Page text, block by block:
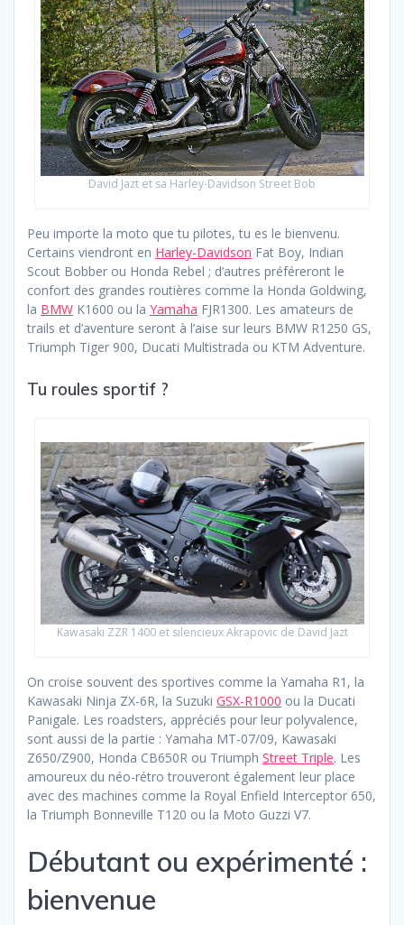
David Jazt et sa Harley-Davidson Street Bob
Peu importe la moto que tu pilotes, tu es le bienvenu.
Certains viendront en Harley-Davidson Fat Boy, Indian
Scout Bobber ou Honda Rebel ; d’autres préféreront le
confort des grandes routières comme la Honda Goldwing,
la BMW K1600 ou la Yamaha FJR1300. Les amateurs de
trails et d’aventure seront à l’aise sur leurs BMW R1250 GS,
Triumph Tiger 900, Ducati Multistrada ou KTM Adventure.
Tu roules sportif ?
Kawasaki ZZR 1400 et silencieux Akrapovic de David Jazt
On croise souvent des sportives comme la Yamaha R1, la
Kawasaki Ninja ZX-6R, la Suzuki GSX-R1000 ou la Ducati
Panigale. Les roadsters, appréciés pour leur polyvalence,
sont aussi de la partie : Yamaha MT-07/09, Kawasaki
Z650/Z900, Honda CB650R ou Triumph Street Triple. Les
amoureux du néo-rétro trouveront également leur place
avec des machines comme la Royal Enfield Interceptor 650,
la Triumph Bonneville T120 ou la Moto Guzzi V7.
Débutant ou expérimenté :
bienvenue